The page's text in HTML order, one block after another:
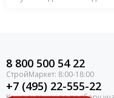
8 800 500 54 22
+7 (495) 22-555-22